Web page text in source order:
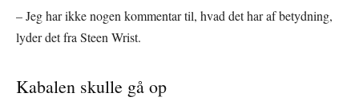
– Jeg har ikke nogen kommentar til, hvad det har af betydning,
lyder det fra Steen Wrist.
Kabalen skulle gå op